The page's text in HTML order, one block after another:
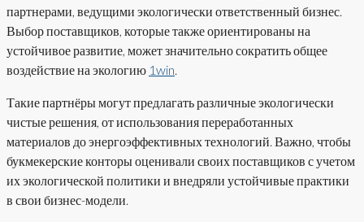
партнерами, ведущими экологически ответственный бизнес.
Выбор поставщиков, которые также ориентированы на
устойчивое развитие, может значительно сократить общее
воздействие на экологию 1win.
Такие партнёры могут предлагать различные экологически
чистые решения, от использования переработанных
материалов до энергоэффективных технологий. Важно, чтобы
букмекерские конторы оценивали своих поставщиков с учетом
их экологической политики и внедряли устойчивые практики
в свои бизнес-модели.